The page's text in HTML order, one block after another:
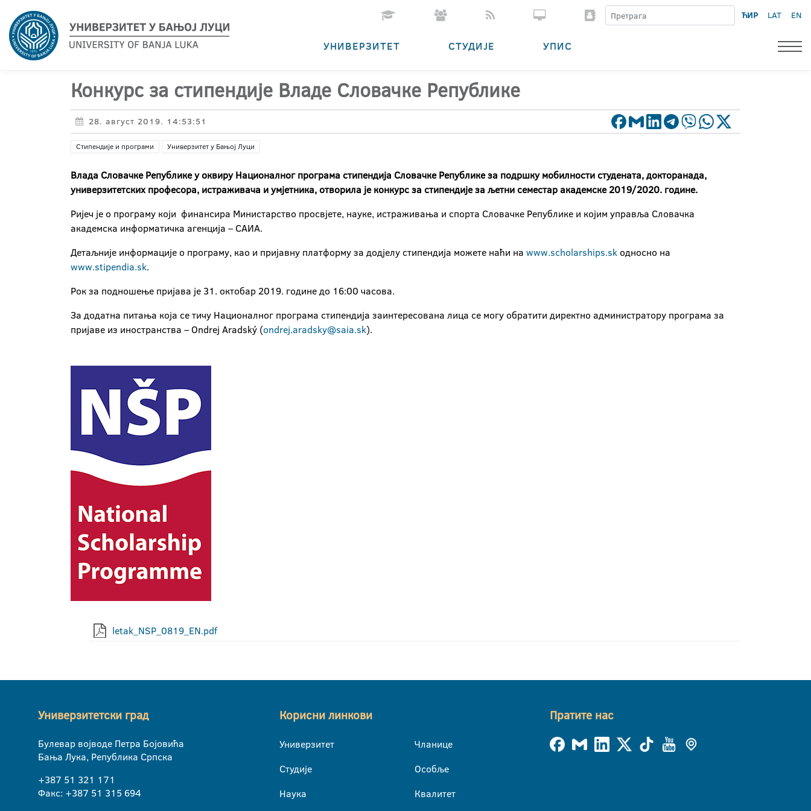
ЋИР LAT EN
УНИВЕРЗИТЕТ СТУДИЈЕ УПИС
Конкурс за стипендије Владе Словачке Републике
28. август 2019. 14:53:51
Стипендије и програми Универзитет у Бањој Луци
Влада Словачке Републике у оквиру Националног програма стипендија Словачке Републике за подршку мобилности студената, докторанада,
универзитетских професора, истраживача и умјетника, отворила је конкурс за стипендије за љетни семестар академске 2019/2020. године.
Ријеч је о програму који финансира Министарство просвјете, науке, истраживања и спорта Словачке Републике и којим управља Словачка
академска информатичка агенција – САИА.
Детаљније информације о програму, као и пријавну платформу за додјелу стипендија можете наћи на www.scholarships.sk односно на
www.stipendia.sk.
Рок за подношење пријава је 31. октобар 2019. године до 16:00 часова.
За додатна питања која се тичу Националног програма стипендија заинтересована лица се могу обратити директно администратору програма за
пријаве из иностранства – Ondrej Aradský (ondrej.aradsky@saia.sk).
letak_NSP_0819_EN.pdf
Универзитетски град
Булевар војводе Петра Бојовића
Бања Лука, Република Српска
+387 51 321 171
Факс: +387 51 315 694
Корисни линкови
Универзитет
Студије
Наука
Чланице
Особље
Квалитет
Пратите нас